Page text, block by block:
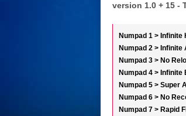
version 1.0 + 15 -
Numpad 1 > Infinite
Numpad 2 > Infinite
Numpad 3 > No
Numpad 4 > Infinite
Numpad 5 > Super
Numpad 6 > No
Numpad 7 > Rapid